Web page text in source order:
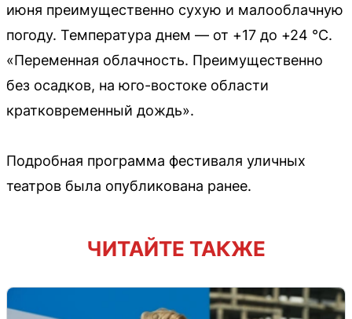
июня преимущественно сухую и малооблачную
погоду. Температура днем — от +17 до +24 °C.
«Переменная облачность. Преимущественно
без осадков, на юго-востоке области
кратковременный дождь».
Подробная программа фестиваля уличных
театров была опубликована ранее.
ЧИТАЙТЕ ТАКЖЕ